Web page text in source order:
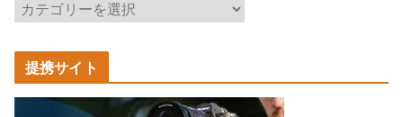
記
事
カ
テ
ゴ
提携サイト